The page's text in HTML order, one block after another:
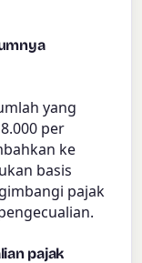
yang
per
ke
basis
pajak
pajak